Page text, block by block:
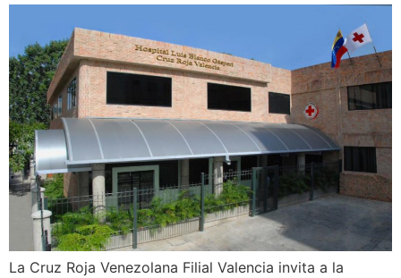
La Cruz Roja Venezolana Filial Valencia invita a la